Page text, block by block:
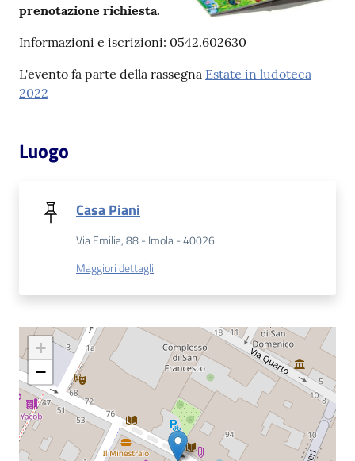
Casa
Piani
Archivio
storico
Decentrate
su
prenotazione richiesta.
Informazioni e iscrizioni: 0542.602630
L'evento fa parte della rassegna Estate in ludoteca
2022
Luogo
Casa Piani
Via Emilia, 88 - Imola - 40026
Maggiori dettagli
+
−